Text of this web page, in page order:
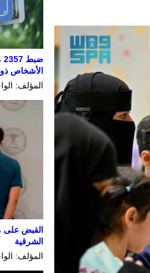
الأشخاص
المؤلف:
القبض على
الشرقية
المؤلف: